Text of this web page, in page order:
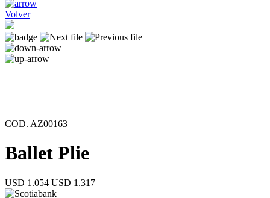
Volver
COD. AZ00163
Ballet Plie
USD 1.054 USD 1.317